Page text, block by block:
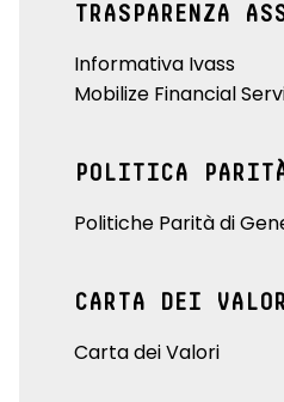
TRASPARENZA
Informativa Ivass
Mobilize Financial
POLITICA
Politiche Parità di
CARTA DEI
Carta dei Valori